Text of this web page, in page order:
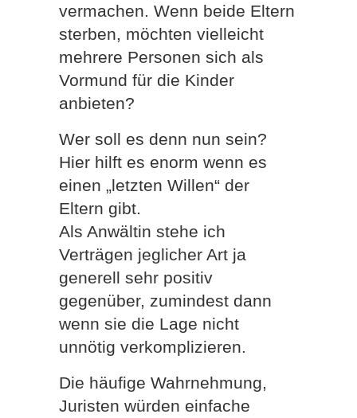
vermachen. Wenn beide Eltern
sterben, möchten vielleicht
mehrere Personen sich als
Vormund für die Kinder
anbieten?
Wer soll es denn nun sein?
Hier hilft es enorm wenn es
einen „letzten Willen“ der
Eltern gibt.
Als Anwältin stehe ich
Verträgen jeglicher Art ja
generell sehr positiv
gegenüber, zumindest dann
wenn sie die Lage nicht
unnötig verkomplizieren.
Die häufige Wahrnehmung,
Juristen würden einfache